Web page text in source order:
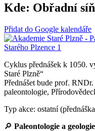
Kde: Obřadní
Přidat do Google kalendáře
Cyklus přednášek k 1050.
Staré Plzně“
Přednášet bude prof.
paleontologie,
Typ akce: ostatní
🔎 Paleontologie a